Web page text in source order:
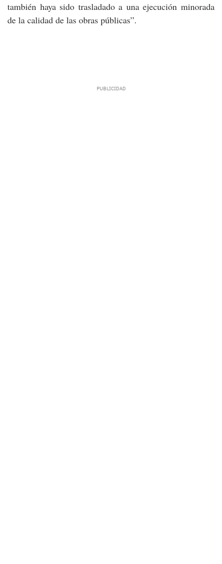
también haya sido trasladado a una ejecución minorada
de la calidad de las obras públicas”.